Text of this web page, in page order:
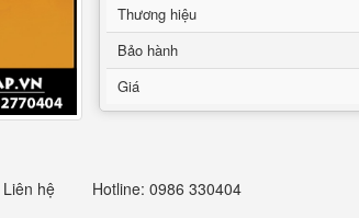
Thương hiệu
Bảo hành
Giá
Liên hệ Hotline: 0986 330404